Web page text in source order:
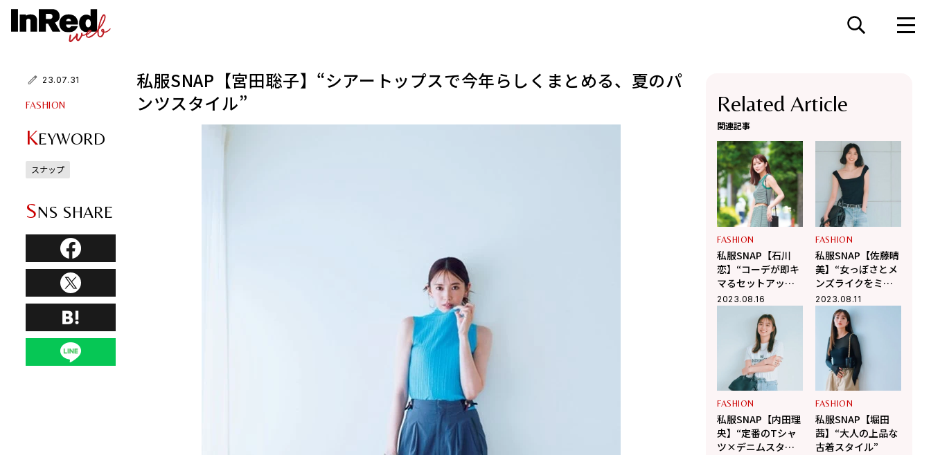
私服SNAP【宮田聡子】“シアートップスで今年らしくまとめる、夏のパ
ンツスタイル”
23.07.31
FASHION
KEYWORD
スナップ
SNS SHARE
Related Article
関連記事
FASHION
私服SNAP【石川
恋】“コーデが即キ
マるセットアップ
に夢中♡”
2023.08.16
FASHION
私服SNAP【佐藤晴
美】“女っぽさとメ
ンズライクをミッ
クス！”
2023.08.11
FASHION
私服SNAP【内田理
央】“定番のTシャ
ツ×デニムスタイ
FASHION
私服SNAP【堀田
茜】“大人の上品な
古着スタイル”